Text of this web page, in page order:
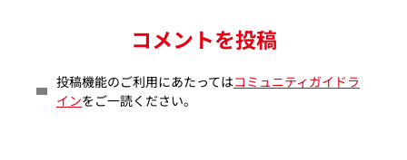
コメントを投稿
投稿機能のご利用にあたってはコミュニティガイドラ
インをご一読ください。